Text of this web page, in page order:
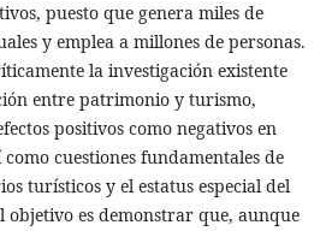
puesto que genera miles de
y emplea a millones de personas.
la investigación existente
entre patrimonio y turismo,
positivos como negativos en
cuestiones fundamentales de
turísticos y el estatus especial del
es demonstrar que, aunque